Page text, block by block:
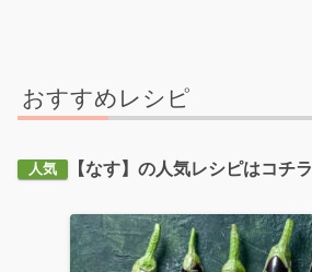
おすすめレシピ
人気 【なす】の人気レシピはコチラ